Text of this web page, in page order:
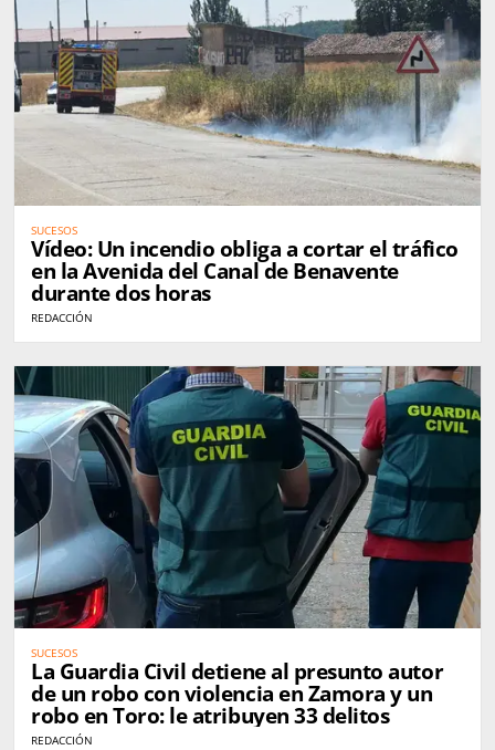
SUCESOS
Vídeo: Un incendio obliga a cortar el tráfico
en la Avenida del Canal de Benavente
durante dos horas
REDACCIÓN
SUCESOS
La Guardia Civil detiene al presunto autor
de un robo con violencia en Zamora y un
robo en Toro: le atribuyen 33 delitos
REDACCIÓN